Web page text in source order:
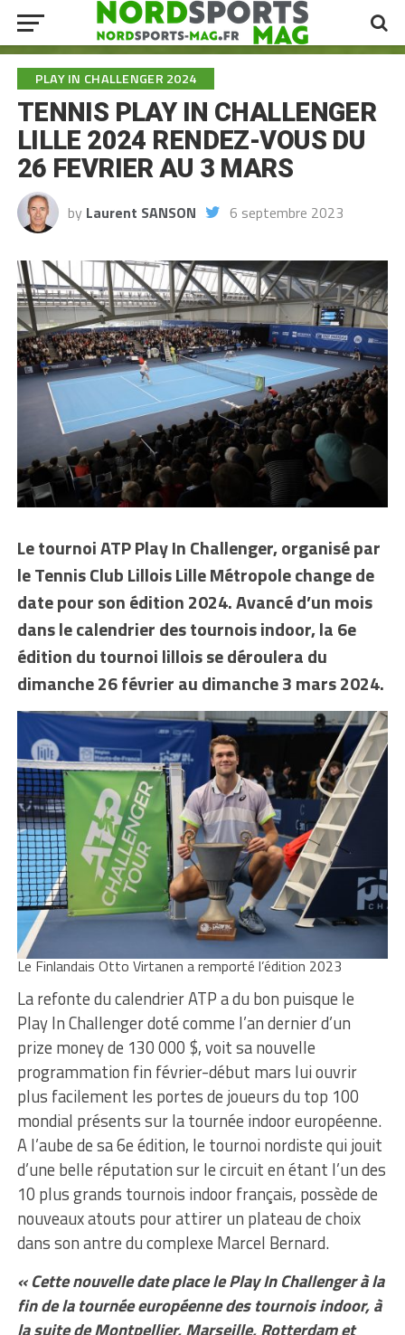
PLAY IN CHALLENGER 2024
TENNIS PLAY IN CHALLENGER
LILLE 2024 RENDEZ-VOUS DU
26 FEVRIER AU 3 MARS
by Laurent SANSON 6 septembre 2023
Le tournoi ATP Play In Challenger, organisé par
le Tennis Club Lillois Lille Métropole change de
date pour son édition 2024. Avancé d’un mois
dans le calendrier des tournois indoor, la 6e
édition du tournoi lillois se déroulera du
dimanche 26 février au dimanche 3 mars 2024.
Le Finlandais Otto Virtanen a remporté l’édition 2023
La refonte du calendrier ATP a du bon puisque le
Play In Challenger doté comme l’an dernier d’un
prize money de 130 000 $, voit sa nouvelle
programmation fin février-début mars lui ouvrir
plus facilement les portes de joueurs du top 100
mondial présents sur la tournée indoor européenne.
A l’aube de sa 6e édition, le tournoi nordiste qui jouit
d’une belle réputation sur le circuit en étant l’un des
10 plus grands tournois indoor français, possède de
nouveaux atouts pour attirer un plateau de choix
dans son antre du complexe Marcel Bernard.
« Cette nouvelle date place le Play In Challenger à la
fin de la tournée européenne des tournois indoor, à
la suite de Montpellier, Marseille, Rotterdam et